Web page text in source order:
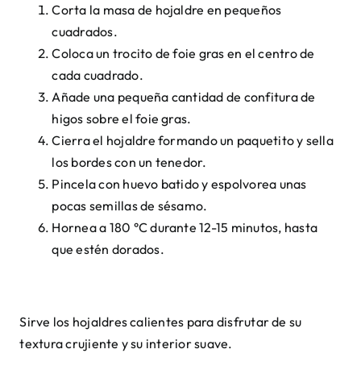
Corta la masa de hojaldre en pequeños
cuadrados.
Coloca un trocito de foie gras en el centro de
cada cuadrado.
Añade una pequeña cantidad de confitura de
higos sobre el foie gras.
Cierra el hojaldre formando un paquetito y sella
los bordes con un tenedor.
Pincela con huevo batido y espolvorea unas
pocas semillas de sésamo.
Hornea a 180 °C durante 12-15 minutos, hasta
que estén dorados.
Sirve los hojaldres calientes para disfrutar de su
textura crujiente y su interior suave.